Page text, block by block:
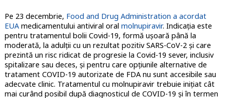
Pe 23 decembrie, Food and Drug Administration a acordat
EUAmedicamentului antiviral oral molnupiravir. Indicația este
pentru tratamentul bolii Covid-19, formă ușoară până la
moderată, la adulții cu un rezultat pozitiv SARS-CoV-2 și care
prezintă un risc ridicat de progresie la Covid-19 sever, inclusiv
spitalizare sau deces, și pentru care opțiunile alternative de
tratament COVID-19 autorizate de FDA nu sunt accesibile sau
adecvate clinic. Tratamentul cu molnupiravir trebuie inițiat cât
mai curând posibil după diagnosticul de COVID-19 și în termen